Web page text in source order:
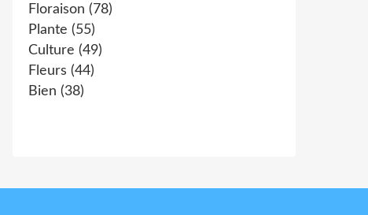
Floraison (78)
Plante (55)
Culture (49)
Fleurs (44)
Bien (38)